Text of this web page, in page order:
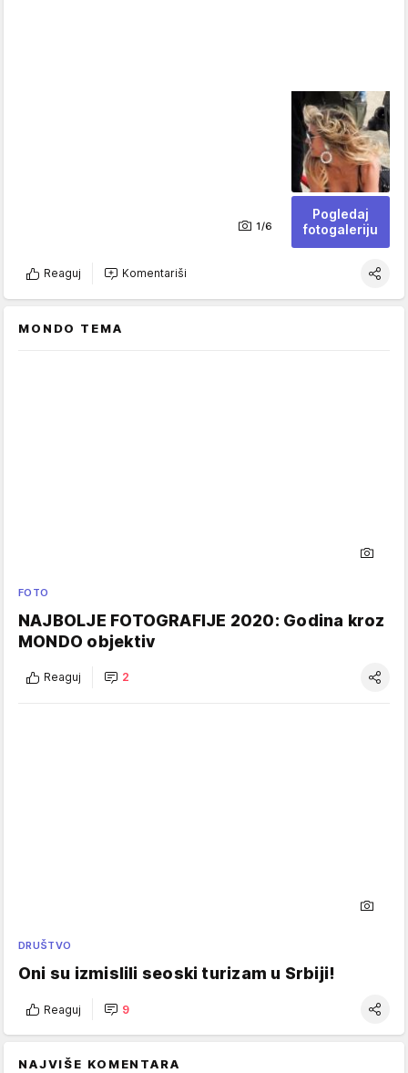
1/6
Pogledaj
fotogaleriju
Reaguj Komentariši
MONDO TEMA
FOTO
NAJBOLJE FOTOGRAFIJE 2020: Godina kroz
MONDO objektiv
Reaguj 2
DRUŠTVO
Oni su izmislili seoski turizam u Srbiji!
Reaguj 9
NAJVIŠE KOMENTARA